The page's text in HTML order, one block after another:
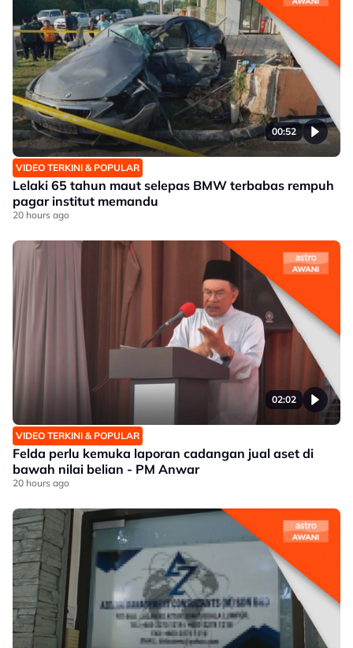
00:52
VIDEO TERKINI & POPULAR
Lelaki 65 tahun maut selepas BMW terbabas rempuh
pagar institut memandu
20 hours ago
02:02
VIDEO TERKINI & POPULAR
Felda perlu kemuka laporan cadangan jual aset di
bawah nilai belian - PM Anwar
20 hours ago